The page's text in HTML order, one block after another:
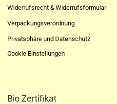
Widerrufsrecht & Widerrufsformular
Verpackungsverordnung
Privatsphäre und Datenschutz
Cookie Einstellungen
Bio Zertifikat